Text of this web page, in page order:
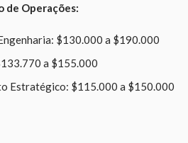
de Operações:
$130.000 a $190.000
a $155.000
Estratégico: $115.000 a $150.000